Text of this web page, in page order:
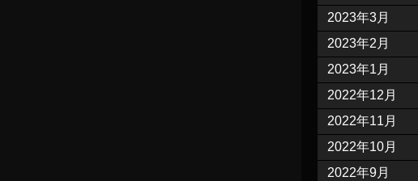
2023年3月
2023年2月
2023年1月
2022年12月
2022年11月
2022年10月
2022年9月